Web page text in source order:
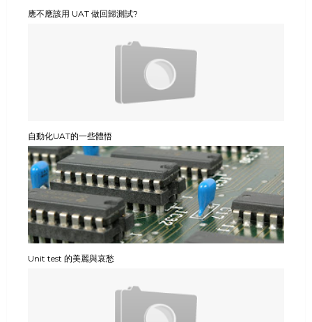
應不應該用 UAT 做回歸測試?
自動化UAT的一些體悟
Unit test 的美麗與哀愁